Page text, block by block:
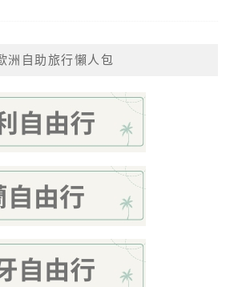
洲自助旅行懶人包